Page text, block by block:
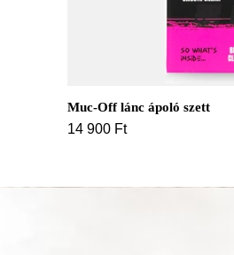
Muc-Off lánc ápoló szett
14 900 Ft